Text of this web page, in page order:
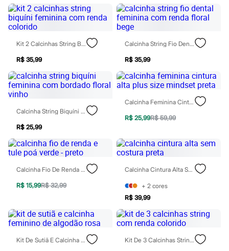
Pantufas
Rasteirinhas
Sandálias
Diversão
Marcas
Baby Club
Fifteen
Miss Fifteen
Palomino
Moda íntima
Calcinhas
Meias
Pijamas
Moda praia
Biquínis e Maiôs
Blusas de proteção
Sungas
Personagens
Hello Kitty
Homem Aranha
Minecraft
Naruto
Kit 2 Calcinhas String Biquíni Feminina Com Renda Colorido
R$ 35,99
Calcinha String Fio Dental Feminina Com Renda Floral Bege
R$ 35,99
Calcinha String Biquíni Feminina Com Bordado Floral Vinho
R$ 25,99
Calcinha Feminina Cintura Alta Plus Size Mindset Preta
R$ 25,99R$ 59,99
Calcinha Fio De Renda E Tule Poá Verde - Preto
R$ 15,99R$ 32,99
Calcinha Cintura Alta Sem Costura Preta
+ 2 cores
R$ 39,99
Kit De Sutiã E Calcinha Feminino De Algodão Rosa Kit De 3 Calcinhas String Com Renda Colorido